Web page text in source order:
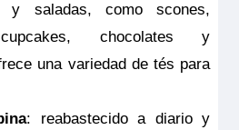
y saladas, como scones,
chocolates y
una variedad de tés para
: reabastecido a diario y